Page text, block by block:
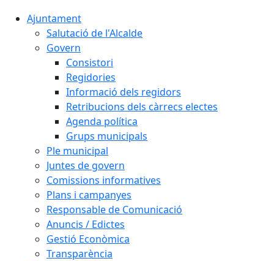
Ajuntament
Salutació de l'Alcalde
Govern
Consistori
Regidories
Informació dels regidors
Retribucions dels càrrecs electes
Agenda política
Grups municipals
Ple municipal
Juntes de govern
Comissions informatives
Plans i campanyes
Responsable de Comunicació
Anuncis / Edictes
Gestió Econòmica
Transparència